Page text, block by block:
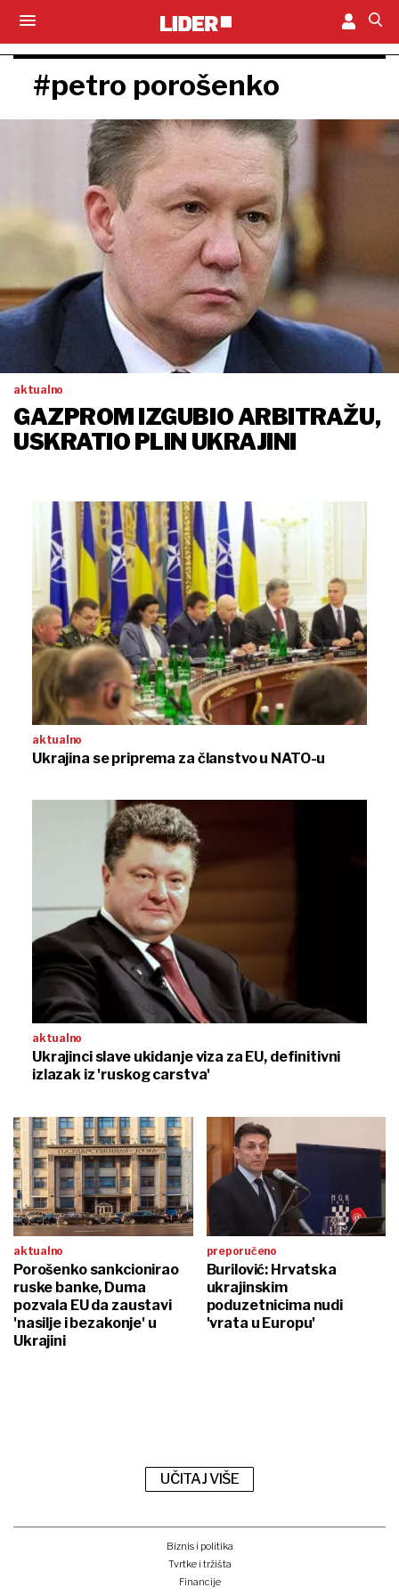
#petro porošenko
aktualno
GAZPROM IZGUBIO ARBITRAŽU,
USKRATIO PLIN UKRAJINI
aktualno
Ukrajina se priprema za članstvo u NATO-u
aktualno
Ukrajinci slave ukidanje viza za EU, definitivni
izlazak iz 'ruskog carstva'
aktualno
Porošenko sankcionirao
ruske banke, Duma
pozvala EU da zaustavi
'nasilje i bezakonje' u
Ukrajini
preporučeno
Burilović: Hrvatska
ukrajinskim
poduzetnicima nudi
'vrata u Europu'
UČITAJ VIŠE
Biznis i politika
Tvrtke i tržišta
Financije